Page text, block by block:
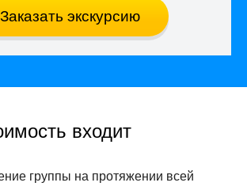
Заказать экскурсию
входит
группы на протяжении всей